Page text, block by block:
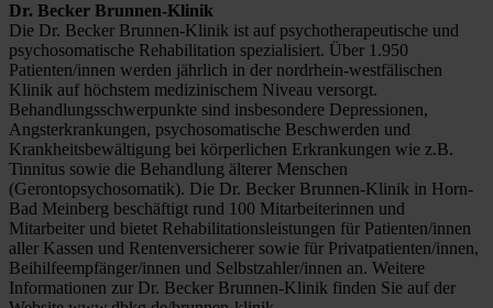
Dr. Becker Brunnen-Klinik
Die Dr. Becker Brunnen-Klinik ist auf psychotherapeutische und
psychosomatische Rehabilitation spezialisiert. Über 1.950
Patienten/innen werden jährlich in der nordrhein-westfälischen
Klinik auf höchstem medizinischem Niveau versorgt.
Behandlungsschwerpunkte sind insbesondere Depressionen,
Angsterkrankungen, psychosomatische Beschwerden und
Krankheitsbewältigung bei körperlichen Erkrankungen wie z.B.
Tinnitus sowie die Behandlung älterer Menschen
(Gerontopsychosomatik). Die Dr. Becker Brunnen-Klinik in Horn-
Bad Meinberg beschäftigt rund 100 Mitarbeiterinnen und
Mitarbeiter und bietet Rehabilitationsleistungen für Patienten/innen
aller Kassen und Rentenversicherer sowie für Privatpatienten/innen,
Beihilfeempfänger/innen und Selbstzahler/innen an. Weitere
Informationen zur Dr. Becker Brunnen-Klinik finden Sie auf der